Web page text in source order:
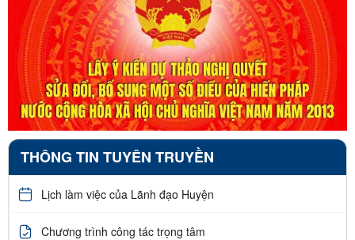
THÔNG TIN TUYÊN TRUYỀN
Lịch làm việc của Lãnh đạo Huyện
Chương trình công tác trọng tâm